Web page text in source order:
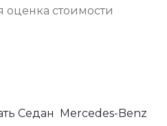
стоимости
Седан Mercedes-Benz